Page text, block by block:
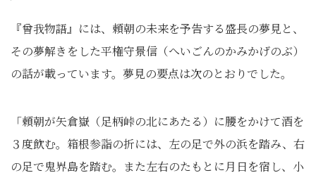
『曾我物語』には、頼朝の未来を予告する盛長の夢見と、
その夢解きをした平権守景信（へいごんのかみかげのぶ）
の話が載っています。夢見の要点は次のとおりでした。
「頼朝が矢倉嶽（足柄峠の北にあたる）に腰をかけて酒を
３度飲む。箱根参詣の折には、左の足で外の浜を踏み、右
の足で鬼界島を踏む。また左右のたもとに月日を宿し、小